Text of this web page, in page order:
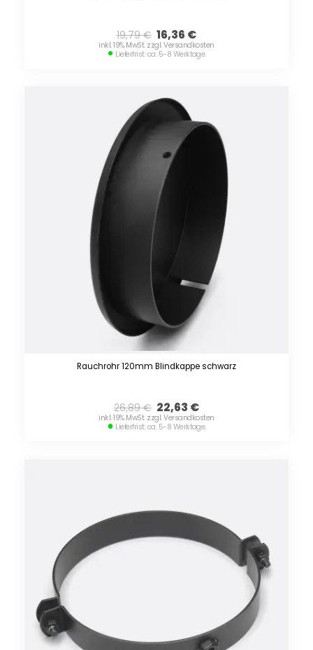
19,79€ 16,36 €
inkl. 19% MwSt. zzgl. Versandkosten
Lieferfrist: ca. 5-8 Werktage.
Rauchrohr 120mm Blindkappe schwarz
26,89€ 22,63 €
inkl. 19% MwSt. zzgl. Versandkosten
Lieferfrist: ca. 5-8 Werktage.